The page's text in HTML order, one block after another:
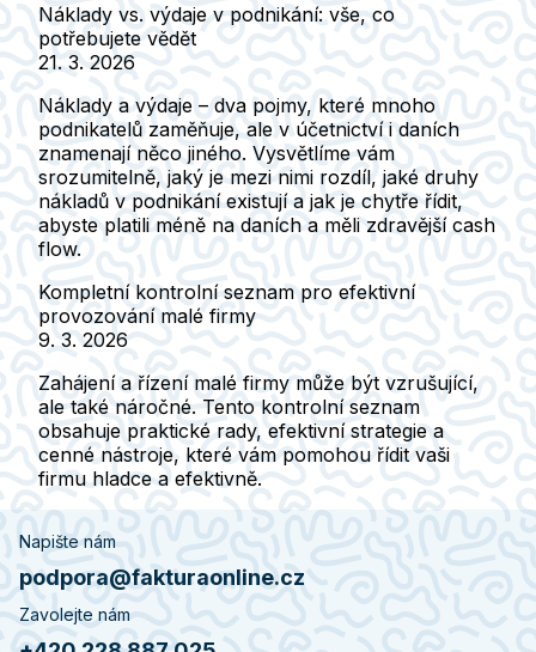
Náklady vs. výdaje v podnikání: vše, co
potřebujete vědět
21. 3. 2026
Náklady a výdaje – dva pojmy, které mnoho
podnikatelů zaměňuje, ale v účetnictví i daních
znamenají něco jiného. Vysvětlíme vám
srozumitelně, jaký je mezi nimi rozdíl, jaké druhy
nákladů v podnikání existují a jak je chytře řídit,
abyste platili méně na daních a měli zdravější cash
flow.
Kompletní kontrolní seznam pro efektivní
provozování malé firmy
9. 3. 2026
Zahájení a řízení malé firmy může být vzrušující,
ale také náročné. Tento kontrolní seznam
obsahuje praktické rady, efektivní strategie a
cenné nástroje, které vám pomohou řídit vaši
firmu hladce a efektivně.
Napište nám
podpora@fakturaonline.cz
Zavolejte nám